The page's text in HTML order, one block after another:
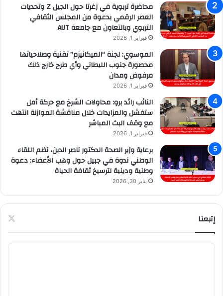
محاضرة تربوية في زغرتا حول الجيل Z وتحديات
العصر الرقمي بدعوة من المجلس الثقافي
التربوي وبالتعاون مع جامعة AUT
فبراير 1, 2026
الموسوي: لجنة “الميكانيزم” تقنية وصلاحياتها
محصورة جنوب الليطاني وأي طرح خارج ذلك
مرفوض ومدان
فبراير 1, 2026
النائب رائد برو: محاولات الشرخ مع حركة أمل
ستفشل والمزايدات خلال مناقشة الموازنة انتهت
مع وقف البث المباشر
فبراير 1, 2026
برعاية وزير الصحة الدكتور ناصر الدين، نظم اللقاء
الوطني ندوة في جبيل حول وهب الأعضاء: دعوة
وطنية ودينية لترسيخ ثقافة الحياة
يناير 30, 2026
إتبعنا